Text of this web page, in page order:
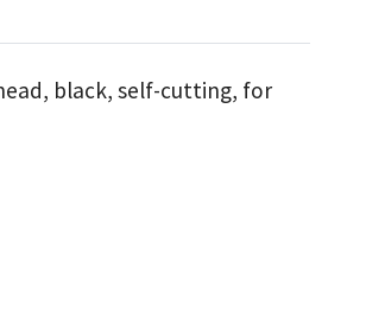
black, self-cutting, for